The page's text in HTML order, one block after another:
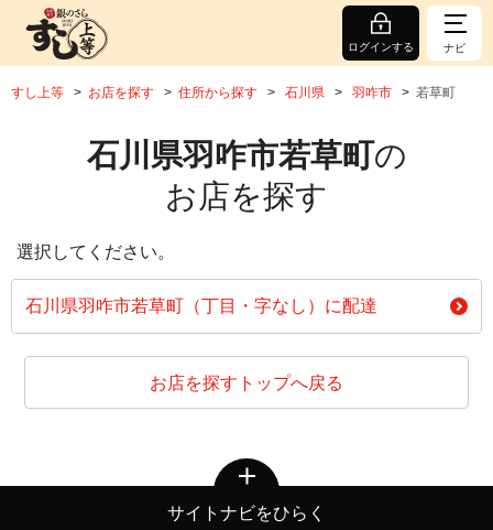
ログインする ナビ
すし上等 お店を探す 住所から探す 石川県 羽咋市 若草町
石川県羽咋市若草町の
お店を探す
選択してください。
石川県羽咋市若草町（丁目・字なし）に配達
お店を探すトップへ戻る
サイトナビをひらく